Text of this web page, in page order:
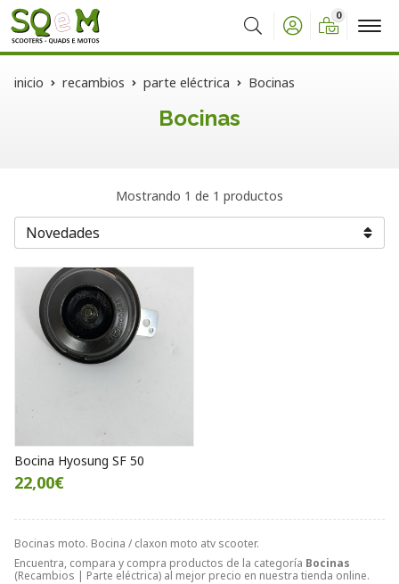
Buscar
0
inicio recambios parte eléctrica Bocinas
Bocinas
Bocinas moto. Bocina / claxon moto atv scooter.
Encuentra, compara y compra productos de la categoría Bocinas
(Recambios | Parte eléctrica) al mejor precio en nuestra tienda online.
Mostrando 1 de 1 productos
Bocina Hyosung SF 50
22,00€